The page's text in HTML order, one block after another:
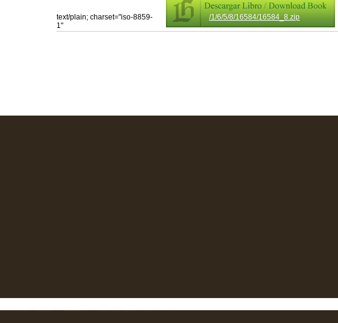
text/plain; charset="iso-8859-
1"
/1/6/5/8/16584/16584_8.zip